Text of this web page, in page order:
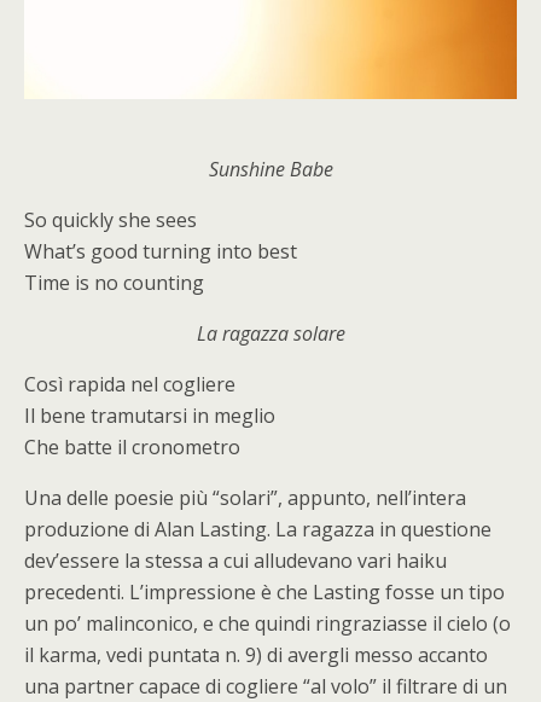
Sunshine Babe
So quickly she sees
What’s good turning into best
Time is no counting
La ragazza solare
Così rapida nel cogliere
Il bene tramutarsi in meglio
Che batte il cronometro
Una delle poesie più “solari”, appunto, nell’intera
produzione di Alan Lasting. La ragazza in questione
dev’essere la stessa a cui alludevano vari haiku
precedenti. L’impressione è che Lasting fosse un tipo
un po’ malinconico, e che quindi ringraziasse il cielo (o
il karma, vedi puntata n. 9) di avergli messo accanto
una partner capace di cogliere “al volo” il filtrare di un